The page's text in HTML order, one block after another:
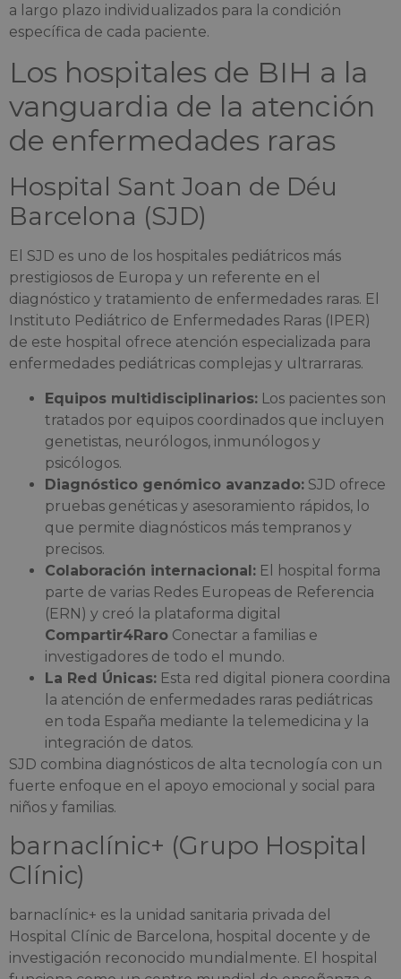
a largo plazo individualizados para la condición
específica de cada paciente.
Los hospitales de BIH a la
vanguardia de la atención
de enfermedades raras
Hospital Sant Joan de Déu
Barcelona (SJD)
El SJD es uno de los hospitales pediátricos más
prestigiosos de Europa y un referente en el
diagnóstico y tratamiento de enfermedades raras. El
Instituto Pediátrico de Enfermedades Raras (IPER)
de este hospital ofrece atención especializada para
enfermedades pediátricas complejas y ultrarraras.
Equipos multidisciplinarios: Los pacientes son
tratados por equipos coordinados que incluyen
genetistas, neurólogos, inmunólogos y
psicólogos.
Diagnóstico genómico avanzado: SJD ofrece
pruebas genéticas y asesoramiento rápidos, lo
que permite diagnósticos más tempranos y
precisos.
Colaboración internacional: El hospital forma
parte de varias Redes Europeas de Referencia
(ERN) y creó la plataforma digital
Compartir4Raro Conectar a familias e
investigadores de todo el mundo.
La Red Únicas: Esta red digital pionera coordina
la atención de enfermedades raras pediátricas
en toda España mediante la telemedicina y la
integración de datos.
SJD combina diagnósticos de alta tecnología con un
fuerte enfoque en el apoyo emocional y social para
niños y familias.
barnaclínic+ (Grupo Hospital
Clínic)
barnaclínic+ es la unidad sanitaria privada del
Hospital Clínic de Barcelona, hospital docente y de
investigación reconocido mundialmente. El hospital